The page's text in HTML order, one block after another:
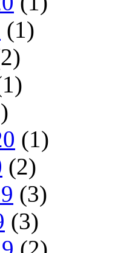
(1)
(1)
(2)
(3)
(3)